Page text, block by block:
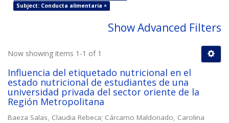
Subject: Conducta alimentaria ×
Show Advanced Filters
Now showing items 1-1 of 1
Influencia del etiquetado nutricional en el
estado nutricional de estudiantes de una
universidad privada del sector oriente de la
Región Metropolitana
Baeza Salas, Claudia Rebeca; Cárcamo Maldonado, Carolina